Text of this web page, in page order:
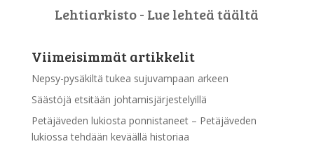
Lehtiarkisto - Lue lehteä täältä
Viimeisimmät artikkelit
Nepsy-pysäkiltä tukea sujuvampaan arkeen
Säästöjä etsitään johtamisjärjestelyillä
Petäjäveden lukiosta ponnistaneet – Petäjäveden
lukiossa tehdään keväällä historiaa